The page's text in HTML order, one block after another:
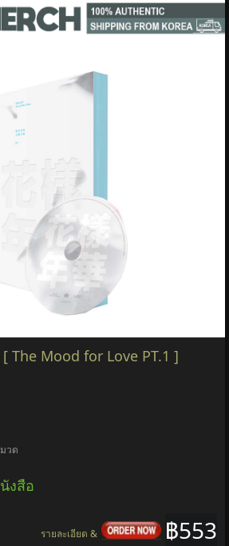
The Mood for Love PT.1 ]
วด
งสือ
฿553
รายละเอียด &